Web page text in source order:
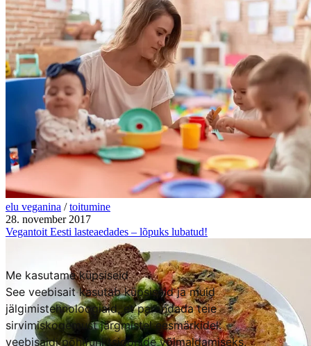
Me kasutame küpsiseid
See veebisait kasutab küpsiseid ja muid
jälgimistehnoloogiaid, et parandada teie
sirvimiskogemust järgmistel eesmärkidel:
veebisaidi põhifunktsioonide võimaldamiseks,
elu veganina / toitumine
28. november 2017
Vegantoit Eesti lasteaedades – lõpuks lubatud!